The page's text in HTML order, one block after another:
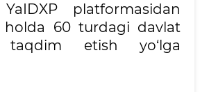
platformasidan
holda 60 turdagi davlat
taqdim etish yo‘lga